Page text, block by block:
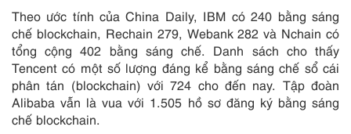
Theo ước tính của China Daily, IBM có 240 bằng sáng
chế blockchain, Rechain 279, Webank 282 và Nchain có
tổng cộng 402 bằng sáng chế. Danh sách cho thấy
Tencent có một số lượng đáng kể bằng sáng chế sổ cái
phân tán (blockchain) với 724 cho đến nay. Tập đoàn
Alibaba vẫn là vua với 1.505 hồ sơ đăng ký bằng sáng
chế blockchain.